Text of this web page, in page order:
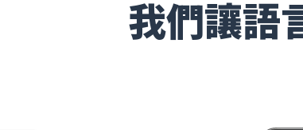
我們讓語